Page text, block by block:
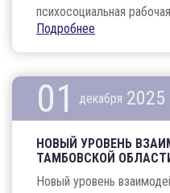
психосоциальная
Подробнее
01 декабря 2025
НОВЫЙ УРОВЕНЬ
ТАМБОВСКОЙ
Новый уровень